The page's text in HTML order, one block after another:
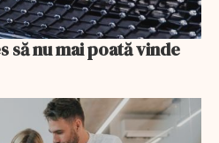
să nu mai poată vinde